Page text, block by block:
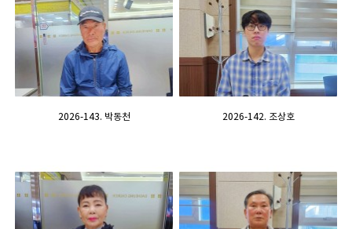
2026-143. 박동천 2026-142. 조상호